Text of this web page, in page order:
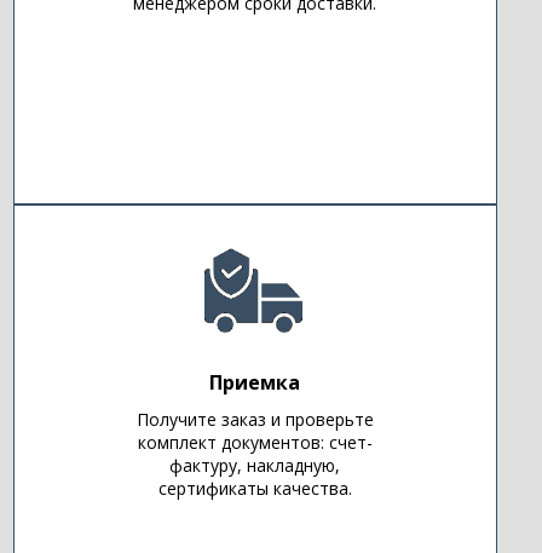
Приемка
Получите заказ и проверьте
комплект документов: счет-
фактуру, накладную,
сертификаты качества.